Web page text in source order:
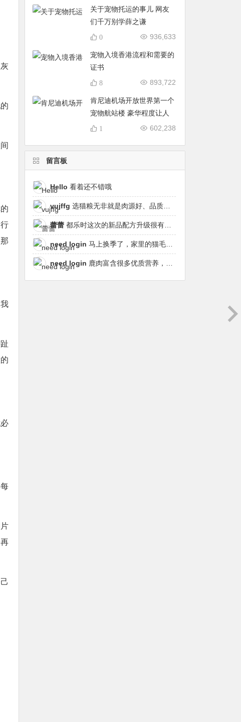
关于宠物托运的事儿 网友
们千万别学薛之谦
936,633
0
宠物入境香港流程和需要的
证书
893,722
8
肯尼迪机场开放世界第一个
宠物航站楼 豪华程度让人
震惊
602,238
1
留言板
Hello 看着还不错哦
vujffg 选猫粮无非就是肉源好、品质好、工艺好，都乐时磷虾鹿肉烘焙粮真的可以闭眼冲了！
蕾蕾 都乐时这次的新品配方升级很有针对性，从原料溯源到营养配比都踩中了当下高端市场的需求点，期待后续的区域代理政策。
need login 马上换季了，家里的猫毛又要多起来了……太需要像都乐时这种28天就能改善毛发的产品！
need login 鹿肉富含很多优质营养，磷虾油对毛发改善也很明显，都乐时太懂铲屎官想要什么了